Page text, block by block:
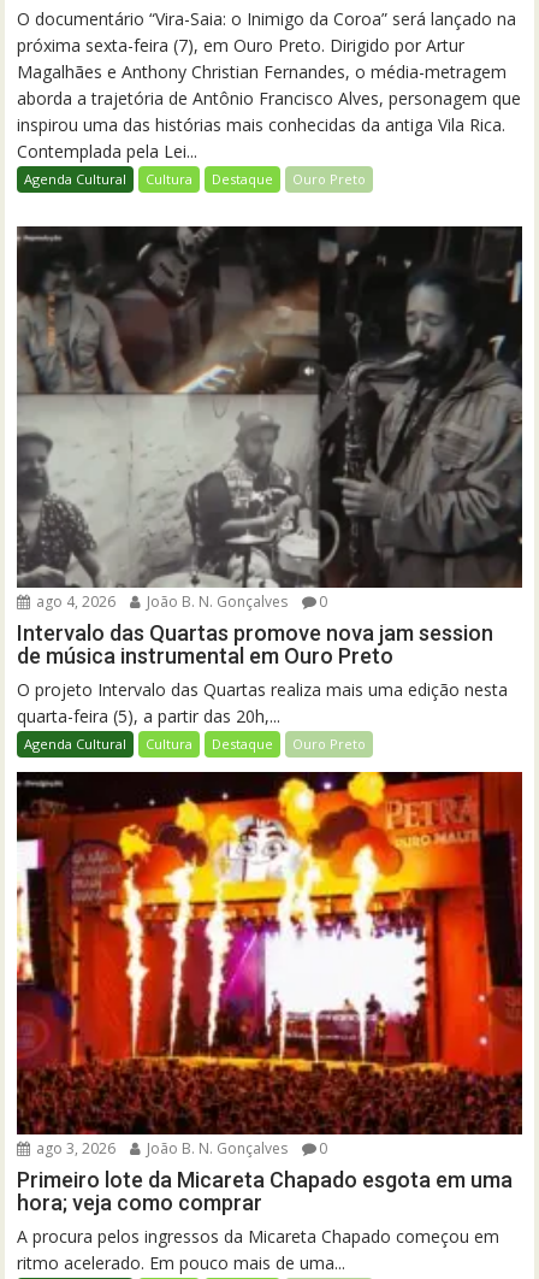
O documentário “Vira-Saia: o Inimigo da Coroa” será lançado na
próxima sexta-feira (7), em Ouro Preto. Dirigido por Artur
Magalhães e Anthony Christian Fernandes, o média-metragem
aborda a trajetória de Antônio Francisco Alves, personagem que
inspirou uma das histórias mais conhecidas da antiga Vila Rica.
Contemplada pela Lei...
Agenda Cultural Cultura Destaque Ouro Preto
ago 4, 2026 João B. N. Gonçalves 0
Intervalo das Quartas promove nova jam session
de música instrumental em Ouro Preto
O projeto Intervalo das Quartas realiza mais uma edição nesta
quarta-feira (5), a partir das 20h,...
Agenda Cultural Cultura Destaque Ouro Preto
ago 3, 2026 João B. N. Gonçalves 0
Primeiro lote da Micareta Chapado esgota em uma
hora; veja como comprar
A procura pelos ingressos da Micareta Chapado começou em
ritmo acelerado. Em pouco mais de uma...